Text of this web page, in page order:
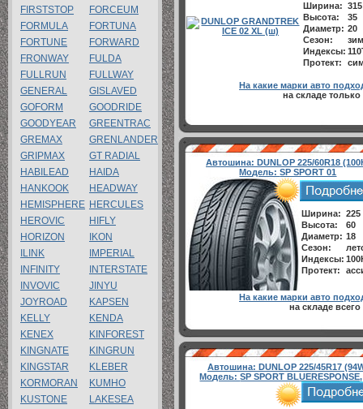
Ширина: 315
Высота:
35
Диаметр: 20
Сезон:
Индексы:
Протект:
На какие марки авто
на складе только
Автошина: DUNLOP 225/60R18
Модель:SP SPORT 01
Ширина: 225
Высота:
60
Диаметр: 18
Сезон:
Индексы:
Протект:
На какие марки авто
на складе всего
Автошина: DUNLOP 225/45R17
Модель:SP SPORT
FIRSTSTOP
FORCEUM
FORMULA
FORTUNA
FORTUNE
FORWARD
FRONWAY
FULDA
FULLRUN
FULLWAY
GENERAL
GISLAVED
GOFORM
GOODRIDE
GOODYEAR
GREENTRAC
GREMAX
GRENLANDER
GRIPMAX
GT RADIAL
HABILEAD
HAIDA
HANKOOK
HEADWAY
HEMISPHERE HERCULES
HEROVIC
HIFLY
HORIZON
IKON
ILINK
IMPERIAL
INFINITY
INTERSTATE
INVOVIC
JINYU
JOYROAD
KAPSEN
KELLY
KENDA
KENEX
KINFOREST
KINGNATE
KINGRUN
KINGSTAR
KLEBER
KORMORAN
KUMHO
KUSTONE
LAKESEA